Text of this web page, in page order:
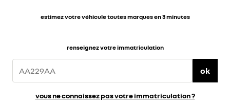
estimez votre véhicule toutes marques en 3 minutes
renseignez votre immatriculation
ok
vous ne connaissez pas votre immatriculation ?